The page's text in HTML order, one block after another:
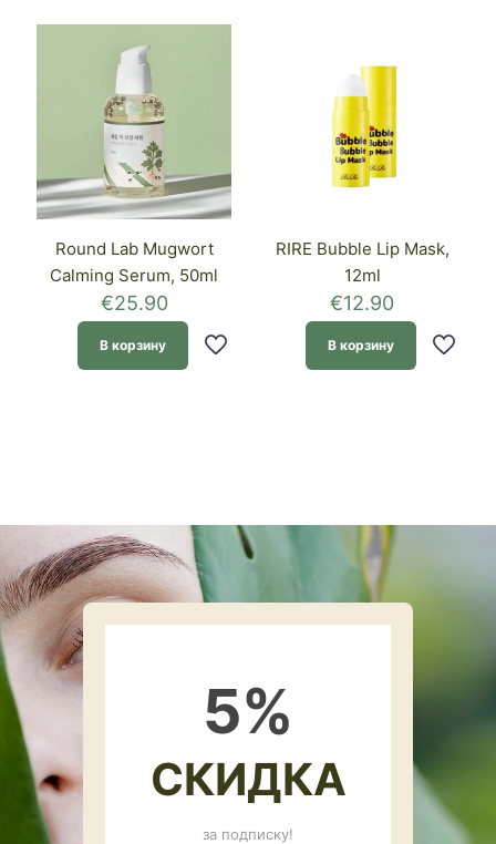
Round Lab Mugwort
Calming Serum, 50ml
€25.90
В корзину
RIRE Bubble Lip Mask,
12ml
€12.90
В корзину
5%
СКИДКА
за подписку!